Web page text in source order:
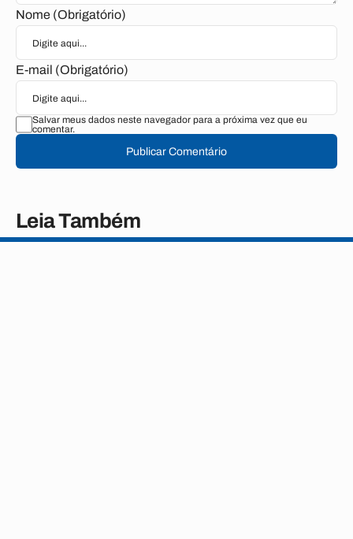
Nome (Obrigatório)
E-mail (Obrigatório)
Salvar meus dados neste navegador para a próxima vez que eu
comentar.
Publicar Comentário
Leia Também